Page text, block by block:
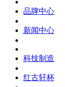
品牌中心
新闻中心
科技制造
红古轩杯